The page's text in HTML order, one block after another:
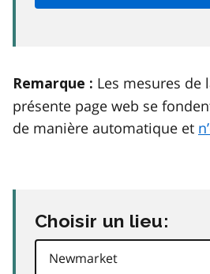
Remarque : Les mesures de
présente page web se
de manière automatique et
Choisir un lieu: